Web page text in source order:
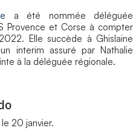
a été nommée déléguée
Provence et Corse à compter
Elle succède à Ghislaine
interim assuré par Nathalie
à la déléguée régionale.
20 janvier.